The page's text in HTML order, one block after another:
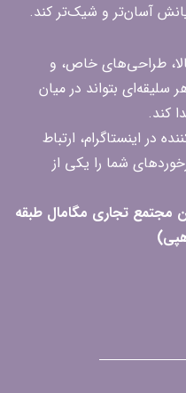
آسان‌تر و شیک‌تر کند.
طراحی‌های خاص، و
بتواند در میان
کند.
هزار دنبال‌کننده در اینستاگرام، ارتباط
شما را یکی از
مجتمع تجاری مگامال طبقه